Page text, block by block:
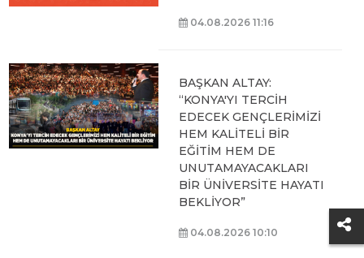
04.08.2026 11:16
BAŞKAN ALTAY:
“KONYA'YI TERCİH
EDECEK GENÇLERİMİZİ
HEM KALİTELİ BİR
EĞİTİM HEM DE
UNUTAMAYACAKLARI
BİR ÜNİVERSİTE HAYATI
BEKLİYOR”
04.08.2026 10:10